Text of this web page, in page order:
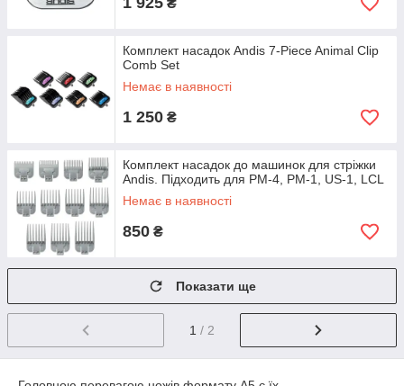
₴
Комплект насадок Andis 7-Piece Animal Clip
Comb Set
Немає в наявності
1 250 ₴
Комплект насадок до машинок для стріжки
Andis. Підходить для PM-4, PM-1, US-1, LCL
Немає в наявності
850 ₴
Показати ще
1 / 2